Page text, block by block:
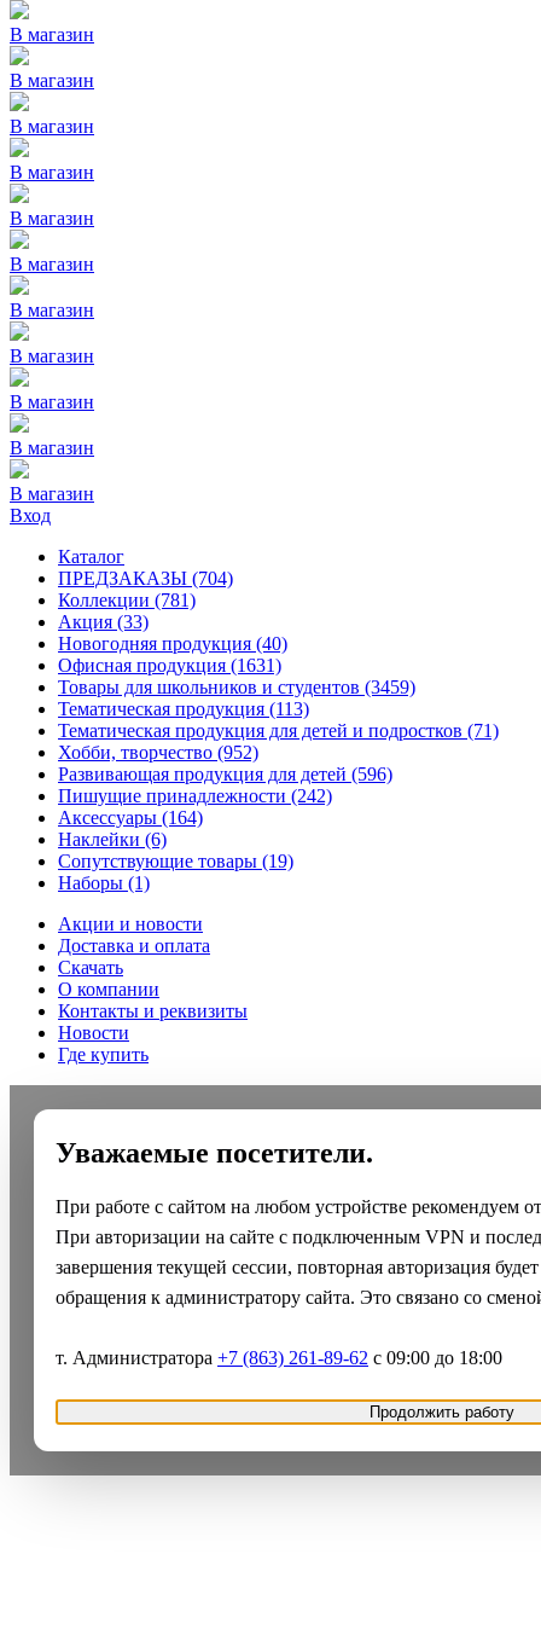
В магазин
В магазин
В магазин
В магазин
В магазин
В магазин
В магазин
В магазин
В магазин
В магазин
В магазин
Вход
Каталог
ПРЕДЗАКАЗЫ (704)
Коллекции (781)
Акция (33)
Новогодняя продукция (40)
Офисная продукция (1631)
Товары для школьников и студентов (3459)
Тематическая продукция (113)
Тематическая продукция для детей и подростков (71)
Хобби, творчество (952)
Развивающая продукция для детей (596)
Пишущие принадлежности (242)
Аксессуары (164)
Наклейки (6)
Сопутствующие товары (19)
Наборы (1)
Акции и новости
Доставка и оплата
Скачать
О компании
Контакты и реквизиты
Новости
Где купить
Уважаемые посетители.
При работе с сайтом на любом устройстве рекомендуем
При авторизации на сайте с подключенным VPN и
завершения текущей сессии, повторная авторизация
обращения к администратору сайта. Это связано со
т. Администратора +7 (863) 261-89-62 с 09:00 до 18:00
Продолжить работу